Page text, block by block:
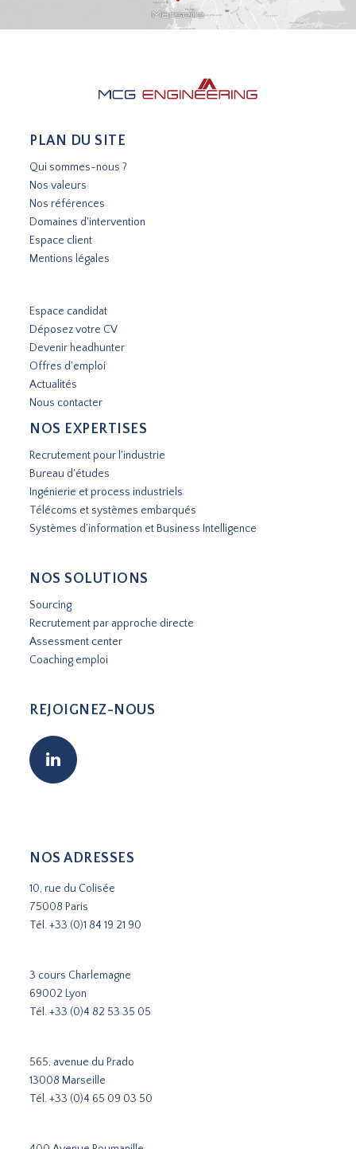
PLAN DU SITE
Qui sommes-nous ?
Nos valeurs
Nos références
Domaines d'intervention
Espace client
Mentions légales
Espace candidat
Déposez votre CV
Devenir headhunter
Offres d'emploi
Actualités
Nous contacter
NOS EXPERTISES
Recrutement pour l'industrie
Bureau d'études
Ingénierie et process industriels
Télécoms et systèmes embarqués
Systèmes d’information et Business Intelligence
NOS SOLUTIONS
Sourcing
Recrutement par approche directe
Assessment center
Coaching emploi
REJOIGNEZ-NOUS
NOS ADRESSES
10, rue du Colisée
75008 Paris
Tél.+33 (0)1 84 19 21 90
3 cours Charlemagne
69002 Lyon
Tél.+33 (0)4 82 53 35 05
565, avenue du Prado
13008 Marseille
Tél.+33 (0)4 65 09 03 50